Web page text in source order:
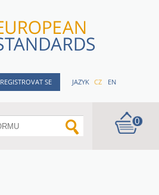
REGISTROVAT SE JAZYK CZ EN
0